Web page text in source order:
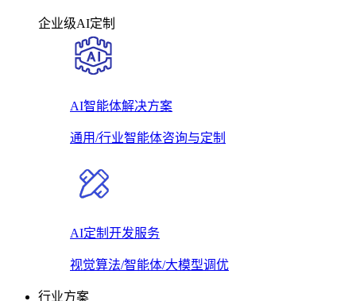
企业级AI定制
AI智能体解决方案
通用/行业智能体咨询与定制
AI定制开发服务
视觉算法/智能体/大模型调优
行业方案